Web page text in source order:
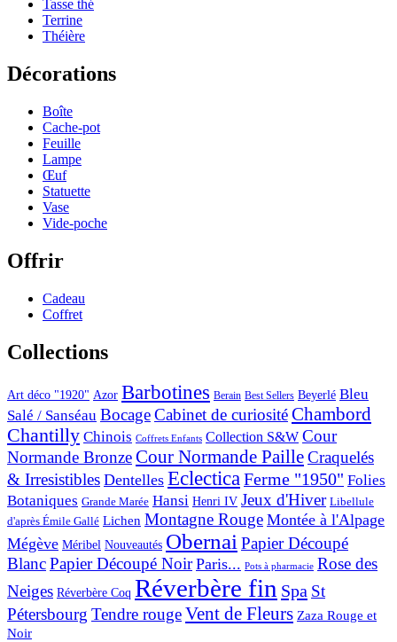
Tasse thé
Terrine
Théière
Décorations
Boîte
Cache-pot
Feuille
Lampe
Œuf
Statuette
Vase
Vide-poche
Offrir
Cadeau
Coffret
Collections
Art déco "1920" Azor Barbotines Berain Best Sellers Beyerlé Bleu
Salé / Sanséau BocageCabinet de curiositéChambord
Chantilly Chinois Coffrets Enfants Collection S&W Cour
Normande BronzeCour Normande PailleCraquelés
& Irresistibles Dentelles EclecticaFerme "1950" Folies
Botaniques Grande Marée Hansi Henri IV Jeux d'Hiver Libellule
d'après Émile Gallé Lichen Montagne Rouge Montée à l'Alpage
Mégève Méribel Nouveautés ObernaiPapier Découpé
BlancPapier Découpé Noir Paris... Pots à pharmacie Rose des
Neiges Réverbère Coq Réverbère fin Spa St
Pétersbourg Tendre rougeVent de Fleurs Zaza Rouge et
Noir